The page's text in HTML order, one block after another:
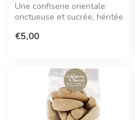
Une confiserie orientale
onctueuse et sucrée, héritée
€5,00